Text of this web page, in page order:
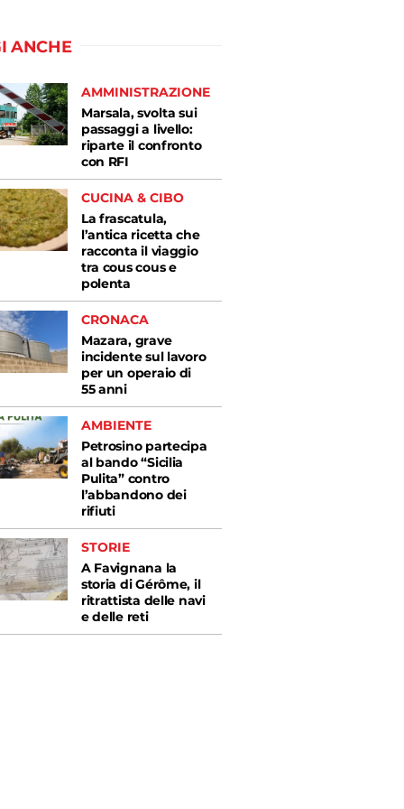
ANCHE
AMMINISTRAZIONE
Marsala, svolta sui
passaggi a livello:
riparte il confronto
con RFI
CUCINA & CIBO
La frascatula,
l’antica ricetta che
racconta il viaggio
tra cous cous e
polenta
CRONACA
Mazara, grave
incidente sul lavoro
per un operaio di
55 anni
AMBIENTE
Petrosino partecipa
al bando “Sicilia
Pulita” contro
l’abbandono dei
rifiuti
STORIE
A Favignana la
storia di Gérôme, il
ritrattista delle navi
e delle reti